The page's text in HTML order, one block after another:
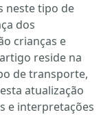
neste tipo de
dos
crianças e
reside na
de transporte,
atualização
e interpretações